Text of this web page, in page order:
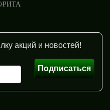
акций и новостей!
Подписаться